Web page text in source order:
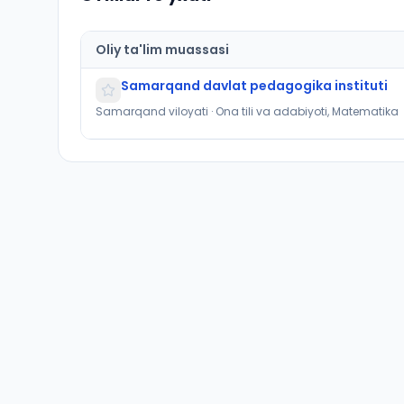
Oliy ta'lim muassasi
Samarqand davlat pedagogika instituti
Samarqand viloyati · Ona tili va adabiyoti, Matematika